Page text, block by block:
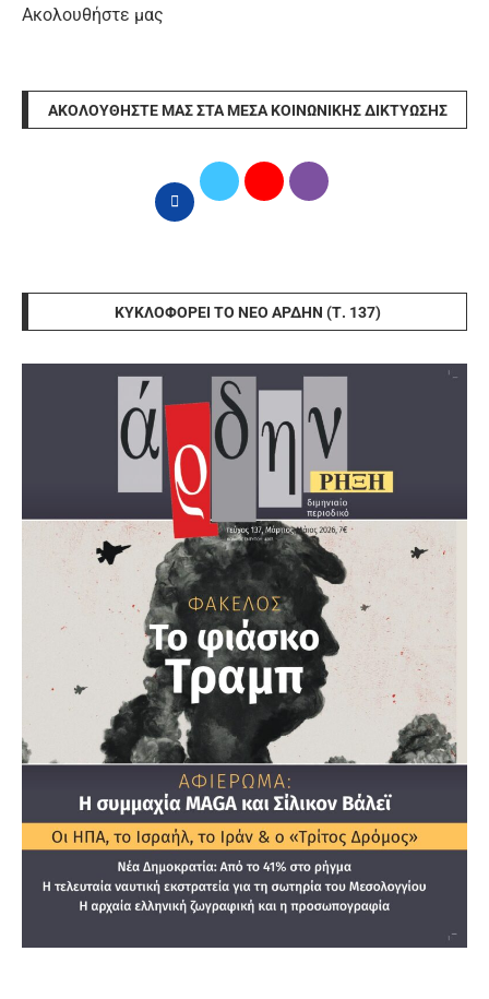
Ακολουθήστε μας
ΑΚΟΛΟΥΘΉΣΤΕ ΜΑΣ ΣΤΑ ΜΈΣΑ ΚΟΙΝΩΝΙΚΉΣ ΔΙΚΤΎΩΣΗΣ
ΚΥΚΛΟΦΟΡΕΊ ΤΟ ΝΈΟ ΆΡΔΗΝ (Τ. 137)